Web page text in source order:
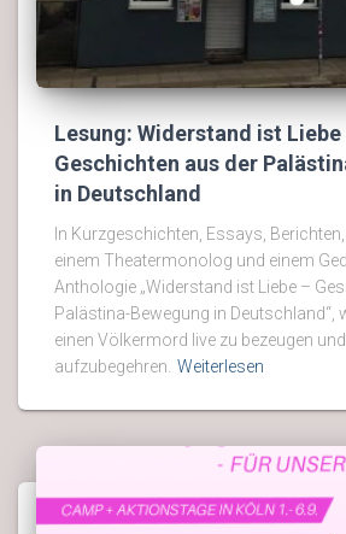
Lesung: Widerstand ist Liebe
Geschichten aus der
in Deutschland
In Kurzgeschichten, Essays,
einem Theatermonolog und einem
Anthologie „Widerstand ist Liebe –
Palästina-Bewegung in Deutschland“,
einen Völkermord live zu bezeugen
aufzubegehren. Weiterlesen